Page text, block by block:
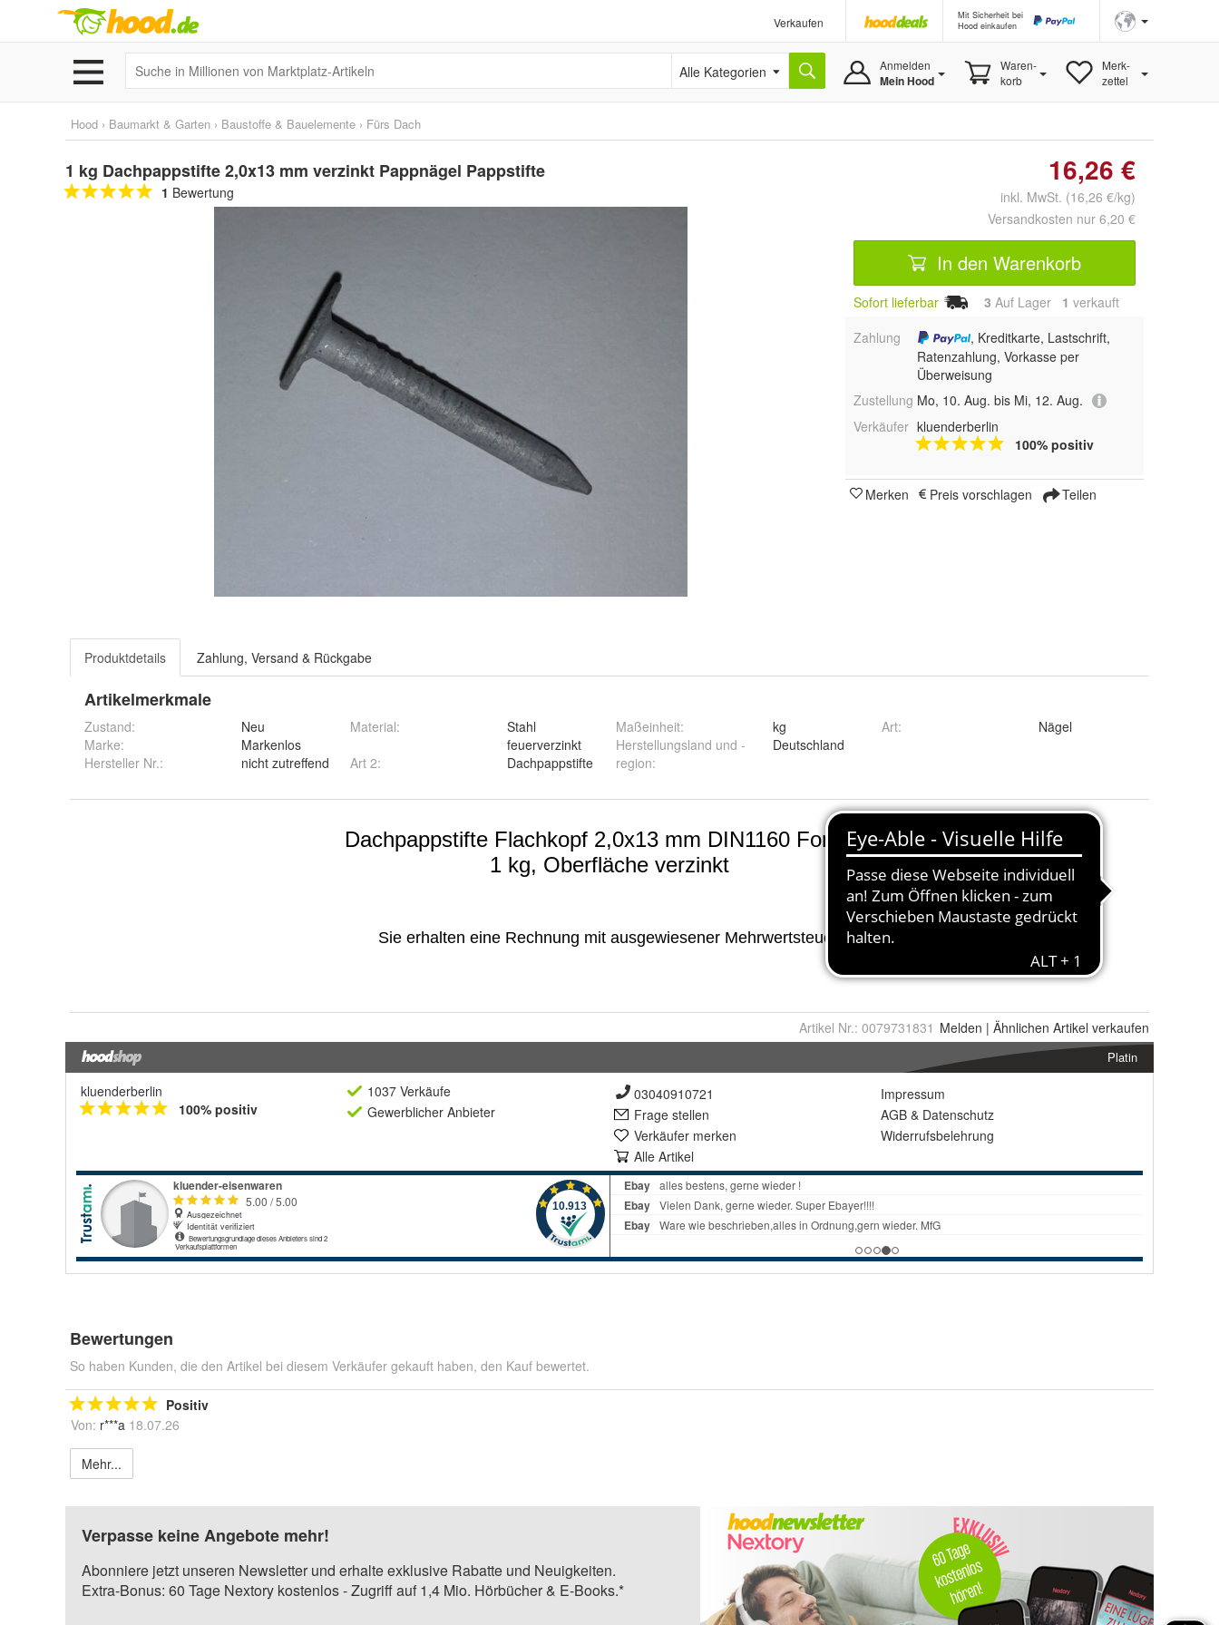
Verkaufen
Mit Sicherheit bei
Hood einkaufen
Alle Kategorien Anmelden
Mein Hood
Waren-
korb
Merk-
zettel
Hood › Baumarkt & Garten › Baustoffe & Bauelemente › Fürs Dach
1 kg Dachpappstifte 2,0x13 mm verzinkt Pappnägel Pappstifte
1 Bewertung
16,26 €
inkl. MwSt. (16,26 €/kg)
Versandkosten nur 6,20 €
In den Warenkorb
Sofort lieferbar 3 Auf Lager 1 verkauft
Zahlung
, Kreditkarte, Lastschrift,
Ratenzahlung, Vorkasse per
Überweisung
Zustellung Mo, 10. Aug. bis Mi, 12. Aug.
Verkäufer kluenderberlin
100% positiv
Merken Preis vorschlagen Teilen
Produktdetails Zahlung, Versand & Rückgabe
Artikelmerkmale
Zustand:
Neu
Marke:
Markenlos
Hersteller Nr.:
nicht zutreffend
Material:
Stahl
feuerverzinkt
Art 2: Dachpappstifte
Maßeinheit:
kg
Herstellungsland und -
region:
Deutschland
Art: Nägel
Artikel Nr.: 0079731831 Melden | Ähnlichen Artikel verkaufen
Platin
kluenderberlin
100% positiv
1037 Verkäufe
Gewerblicher Anbieter
03040910721
Frage stellen
Verkäufer merken
Alle Artikel
Impressum
AGB & Datenschutz
Widerrufsbelehrung
Bewertungen
So haben Kunden, die den Artikel bei diesem Verkäufer gekauft haben, den Kauf bewertet.
Positiv
Von: r***a 18.07.26
Mehr...
Verpasse keine Angebote mehr!
Abonniere jetzt unseren Newsletter und erhalte exklusive Rabatte und Neuigkeiten.
Extra-Bonus: 60 Tage Nextory kostenlos - Zugriff auf 1,4 Mio. Hörbücher & E-Books.*